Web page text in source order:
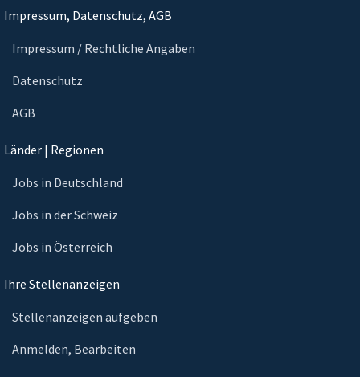
Impressum, Datenschutz, AGB
Impressum / Rechtliche Angaben
Datenschutz
AGB
Länder | Regionen
Jobs in Deutschland
Jobs in der Schweiz
Jobs in Österreich
Ihre Stellenanzeigen
Stellenanzeigen aufgeben
Anmelden, Bearbeiten